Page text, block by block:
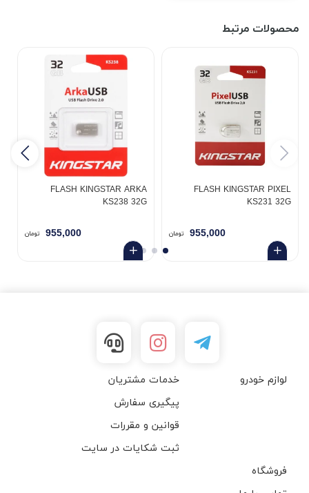
محصولات مرتبط
FLASH KINGSTAR PIXEL
KS231 32G
955,000 تومان
FLASH KINGSTAR ARKA
KS238 32G
955,000 تومان
لوازم خودرو
خدمات مشتریان
پیگیری سفارش
قوانین و مقررات
ثبت شکایات در سایت
فروشگاه